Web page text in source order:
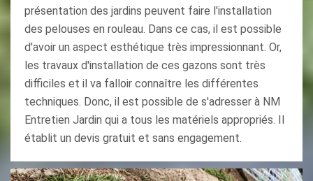
présentation des jardins peuvent faire l'installation
des pelouses en rouleau. Dans ce cas, il est possible
d'avoir un aspect esthétique très impressionnant. Or,
les travaux d'installation de ces gazons sont très
difficiles et il va falloir connaître les différentes
techniques. Donc, il est possible de s'adresser à NM
Entretien Jardin qui a tous les matériels appropriés. Il
établit un devis gratuit et sans engagement.